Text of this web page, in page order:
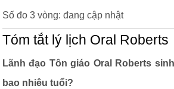
Số đo 3 vòng: đang cập nhật
Tóm tắt lý lịch Oral Roberts
Lãnh đạo Tôn giáo Oral Roberts
bao nhiêu tuổi?